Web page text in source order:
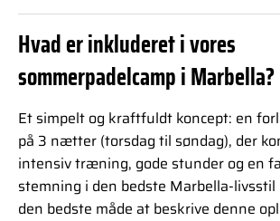
Hvad er inkluderet i vores
sommerpadelcamp i Marbella?
Et simpelt og kraftfuldt koncept: en
på 3 nætter (torsdag til søndag), der
intensiv træning, gode stunder og en
stemning i den bedste Marbella-
den bedste måde at beskrive denne